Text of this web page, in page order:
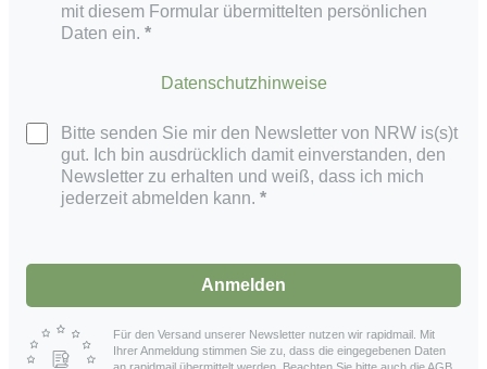
mit diesem Formular übermittelten persönlichen
Daten ein.
Datenschutzhinweise
Bitte senden Sie mir den Newsletter von NRW is(s)t
gut. Ich bin ausdrücklich damit einverstanden, den
Newsletter zu erhalten und weiß, dass ich mich
jederzeit abmelden kann.
Anmelden
Für den Versand unserer Newsletter nutzen wir rapidmail. Mit
Ihrer Anmeldung stimmen Sie zu, dass die eingegebenen Daten